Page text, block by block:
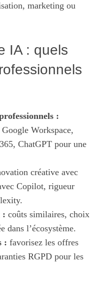
marketing ou
IA : quels
:
Workspace,
ChatGPT pour une
créative avec
Copilot, rigueur
: coûts similaires, choix
dans l’écosystème.
: favorisez les offres
RGPD pour les